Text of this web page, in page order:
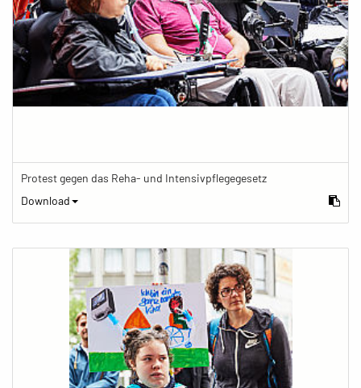
Protest gegen das Reha- und Intensivpflegegesetz
Download